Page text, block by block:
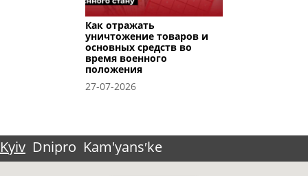
Как отражать
уничтожение товаров и
основных средств во
время военного
положения
27-07-2026
Kyiv Dnipro Kam'yansʹke